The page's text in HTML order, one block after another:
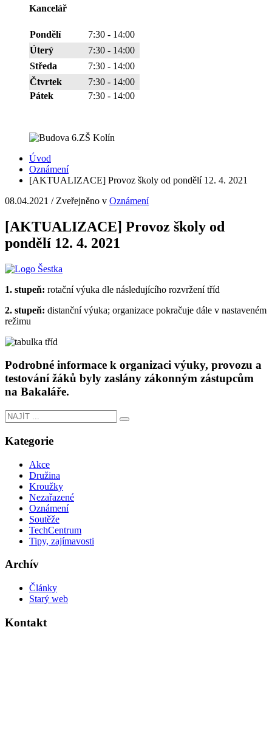
Kancelář
Pondělí
7:30 - 14:00
Úterý
7:30 - 14:00
Středa
7:30 - 14:00
Čtvrtek
7:30 - 14:00
Pátek
7:30 - 14:00
Úvod
Oznámení
[AKTUALIZACE] Provoz školy od pondělí 12. 4. 2021
08.04.2021 / Zveřejněno v Oznámení
[AKTUALIZACE] Provoz školy od
pondělí 12. 4. 2021
1. stupeň: rotační výuka dle následujícího rozvržení tříd
2. stupeň: distanční výuka; organizace pokračuje dále v nastaveném
režimu
Podrobné informace k organizaci výuky, provozu a
testování žáků byly zaslány zákonným zástupcům
na Bakaláře.
Kategorie
Akce
Družina
Kroužky
Nezařazené
Oznámení
Soutěže
TechCentrum
Tipy, zajímavosti
Archív
Články
Starý web
Kontakt